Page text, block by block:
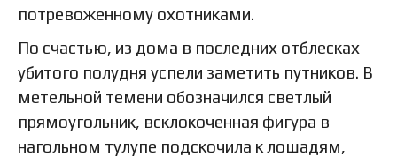
потревоженному охотниками.
По счастью, из дома в последних отблесках
убитого полудня успели заметить путников. В
метельной темени обозначился светлый
прямоугольник, всклокоченная фигура в
нагольном тулупе подскочила к лошадям,